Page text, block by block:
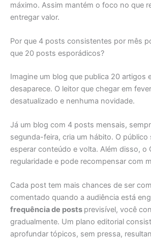
máximo. Assim mantém o foco no que
entregar valor.
Por que 4 posts consistentes por mês
que 20 posts esporádicos?
Imagine um blog que publica 20 artigos
desaparece. O leitor que chegar em
desatualizado e nenhuma novidade.
Já um blog com 4 posts mensais,
segunda-feira, cria um hábito. O público
esperar conteúdo e volta. Além disso, o
regularidade e pode recompensar com
Cada post tem mais chances de ser
comentado quando a audiência está
frequência de posts previsível, você
gradualmente. Um plano editorial
aprofundar tópicos, sem pressa,